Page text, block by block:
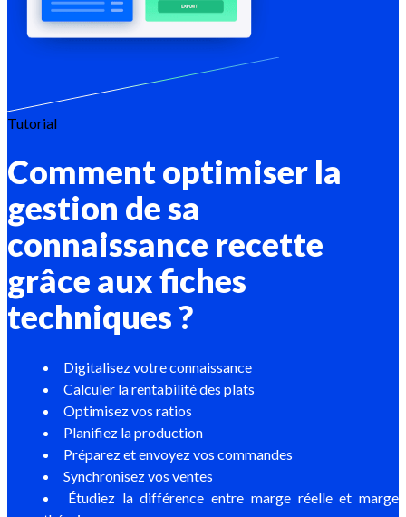
Tutorial
Comment optimiser la
gestion de sa
connaissance recette
grâce aux fiches
techniques ?
Digitalisez votre connaissance
Calculer la rentabilité des plats
Optimisez vos ratios
Planifiez la production
Préparez et envoyez vos commandes
Synchronisez vos ventes
Étudiez la différence entre marge réelle et marge